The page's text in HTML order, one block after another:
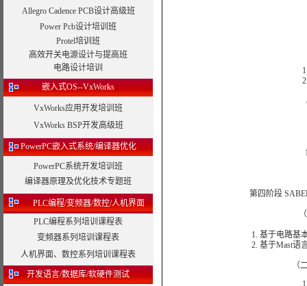
Allegro Cadence PCB设计高级班
Power Pcb设计培训班
Protel培训班
高效开关电源设计与提高班
电路设计培训
嵌入式OS--VxWorks
VxWorks应用开发培训班
VxWorks BSP开发高级班
PowerPC嵌入式系统/编译器优化
PowerPC系统开发培训班
编译器原理及优化技术专题班
PLC编程/变频器/数控/人机界面
PLC编程系列培训课程表
变频器系列培训课程表
人机界面、数控系列培训课程表
开发语言/数据库/软硬件测试
第四阶段
1. 基于电路基
2. 基于Mast语
（